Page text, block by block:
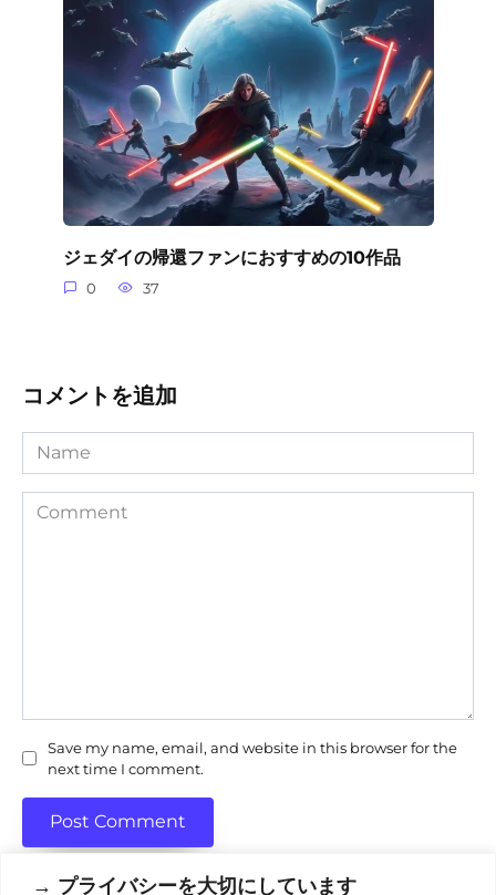
→ プライバシーを大切にしています
ジェダイの帰還ファンにおすすめの10作品
0 37
コメントを追加
Name
Comment
Save my name, email, and website in this browser for the
next time I comment.